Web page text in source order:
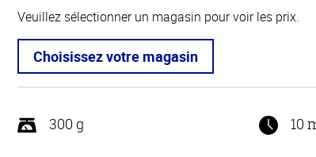
Veuillez sélectionner un magasin pour voir les prix.
Choisissez votre magasin
300 g 10